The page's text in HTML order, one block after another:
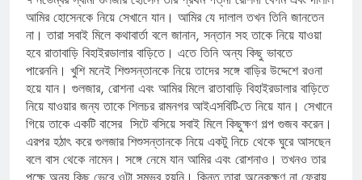
আমির হোসেনকে নিয়ে সেখানে যান। আমির যে দালাল তখন তিনি জানতেন
না। তারা সবাই মিলে কথাবার্তা বলে জানান, সন্তান সহ তাকে নিয়ে যাওয়া
হবে রাতাবাড়ি বিহাইরডালার বাড়িতে। এতে তিনি অন্য কিছু ভাবতে
পারেননি। খুশি মনেই শিশুসন্তানকে নিয়ে তাদের সঙ্গে বাড়ির উদ্দেশে রওনা
হয়ে যান। গুলজার, রোশনা এবং আমির মিলে রাতাবাড়ি বিহাইরডালার বাড়িতে
নিয়ে যাওয়ার জন্য তাকে শিলচর রামনগর আইএসবিটি-তে নিয়ে যান। সেখানে
গিয়ে তাকে একটি বাসের সিটে বসিয়ে সবাই মিলে কিছুক্ষণ গল্প গুজব করেন।
এরপর হঠাৎ করে গুলজার শিশুসন্তানকে নিয়ে একটু নিচে থেকে ঘুরে আসছেন
বলে বাস থেকে নামেন। সঙ্গে নেমে যান আমির এবং রোশনাও। তখনও তার